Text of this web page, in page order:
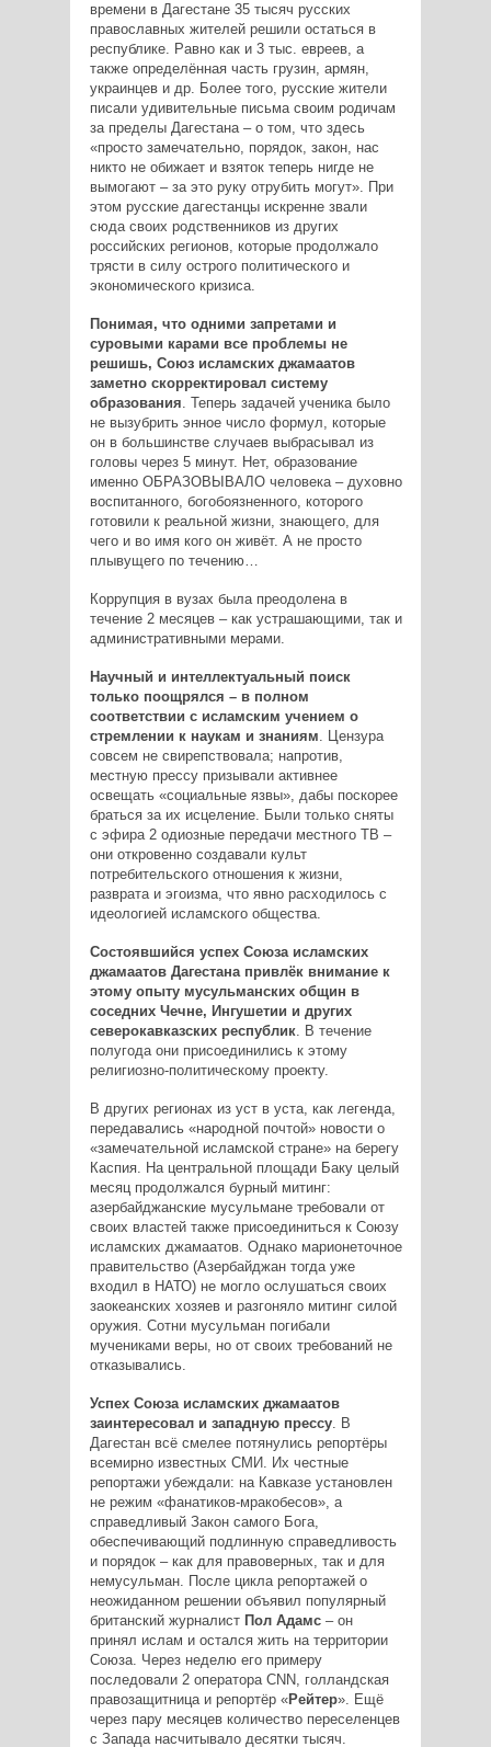
времени в Дагестане 35 тысяч русских
православных жителей решили остаться в
республике. Равно как и 3 тыс. евреев, а
также определённая часть грузин, армян,
украинцев и др. Более того, русские жители
писали удивительные письма своим родичам
за пределы Дагестана – о том, что здесь
«просто замечательно, порядок, закон, нас
никто не обижает и взяток теперь нигде не
вымогают – за это руку отрубить могут». При
этом русские дагестанцы искренне звали
сюда своих родственников из других
российских регионов, которые продолжало
трясти в силу острого политического и
экономического кризиса.
Понимая, что одними запретами и
суровыми карами все проблемы не
решишь, Союз исламских джамаатов
заметно скорректировал систему
образования. Теперь задачей ученика было
не вызубрить энное число формул, которые
он в большинстве случаев выбрасывал из
головы через 5 минут. Нет, образование
именно ОБРАЗОВЫВАЛО человека – духовно
воспитанного, богобоязненного, которого
готовили к реальной жизни, знающего, для
чего и во имя кого он живёт. А не просто
плывущего по течению…
Коррупция в вузах была преодолена в
течение 2 месяцев – как устрашающими, так и
административными мерами.
Научный и интеллектуальный поиск
только поощрялся – в полном
соответствии с исламским учением о
стремлении к наукам и знаниям. Цензура
совсем не свирепствовала; напротив,
местную прессу призывали активнее
освещать «социальные язвы», дабы поскорее
браться за их исцеление. Были только сняты
с эфира 2 одиозные передачи местного ТВ –
они откровенно создавали культ
потребительского отношения к жизни,
разврата и эгоизма, что явно расходилось с
идеологией исламского общества.
Состоявшийся успех Союза исламских
джамаатов Дагестана привлёк внимание к
этому опыту мусульманских общин в
соседних Чечне, Ингушетии и других
северокавказских республик. В течение
полугода они присоединились к этому
религиозно­-политическому проекту.
В других регионах из уст в уста, как легенда,
передавались «народной почтой» новости о
«замечательной исламской стране» на берегу
Каспия. На центральной площади Баку целый
месяц продолжался бурный митинг:
азербайджанские мусульмане требовали от
своих властей также присоединиться к Союзу
исламских джамаатов. Однако марионеточное
правительство (Азербайджан тогда уже
входил в НАТО) не могло ослушаться своих
заокеанских хозяев и разгоняло митинг силой
оружия. Сотни мусульман погибали
мучениками веры, но от своих требований не
отказывались.
Успех Союза исламских джамаатов
заинтересовал и западную прессу. В
Дагестан всё смелее потянулись репортёры
всемирно известных СМИ. Их честные
репортажи убеждали: на Кавказе установлен
не режим «фанатиков­-мракобесов», а
справедливый Закон самого Бога,
обеспечивающий подлинную справедливость
и порядок – как для правоверных, так и для
немусульман. После цикла репортажей о
неожиданном решении объявил популярный
британский журналист Пол Адамс– он
принял ислам и остался жить на территории
Союза. Через неделю его примеру
последовали 2 оператора CNN, голландская
правозащитница и репортёр «Рейтер». Ещё
через пару месяцев количество переселенцев
с Запада насчитывало десятки тысяч.